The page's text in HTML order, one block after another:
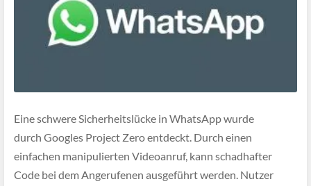
Eine schwere Sicherheitslücke in WhatsApp wurde
durch Googles Project Zero entdeckt. Durch einen
einfachen manipulierten Videoanruf, kann schadhafter
Code bei dem Angerufenen ausgeführt werden. Nutzer